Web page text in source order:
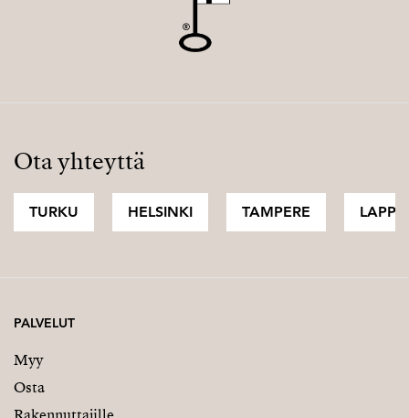
Myy
Myytävät asunnot Ranskassa
YRITYS